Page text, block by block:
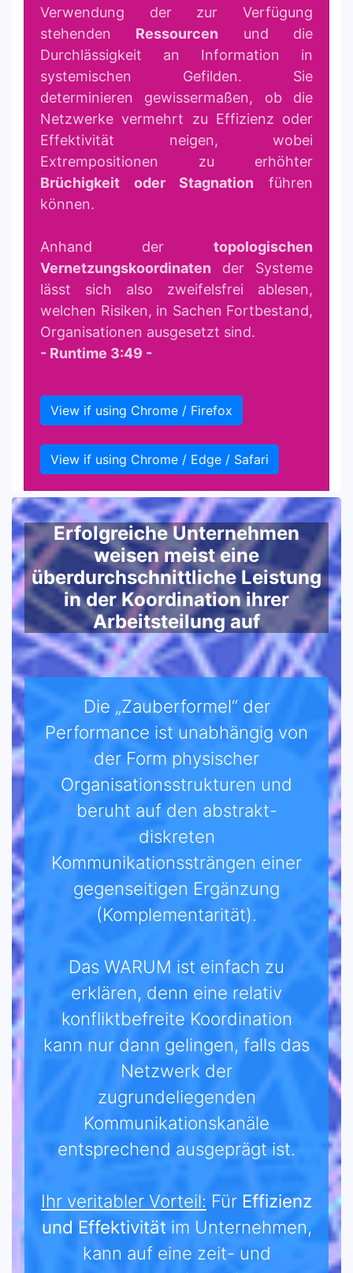
Verwendung der zur Verfügung
stehenden Ressourcen und die
Durchlässigkeit an Information in
systemischen Gefilden. Sie
determinieren gewissermaßen, ob die
Netzwerke vermehrt zu Effizienz oder
Effektivität neigen, wobei
Extrempositionen zu erhöhter
Brüchigkeit oder Stagnation führen
können.
Anhand der topologischen
Vernetzungskoordinaten der Systeme
lässt sich also zweifelsfrei ablesen,
welchen Risiken, in Sachen Fortbestand,
Organisationen ausgesetzt sind.
- Runtime 3:49 -
View if using Chrome / Firefox
View if using Chrome / Edge / Safari
Erfolgreiche Unternehmen
weisen meist eine
überdurchschnittliche Leistung
in der Koordination ihrer
Arbeitsteilung auf
Die „Zauberformel“ der
Performance ist unabhängig von
der Form physischer
Organisationsstrukturen und
beruht auf den abstrakt-
diskreten
Kommunikationssträngen einer
gegenseitigen Ergänzung
(Komplementarität).
Das WARUM ist einfach zu
erklären, denn eine relativ
konfliktbefreite Koordination
kann nur dann gelingen, falls das
Netzwerk der
zugrundeliegenden
Kommunikationskanäle
entsprechend ausgeprägt ist.
Ihr veritabler Vorteil: Für Effizienz
und Effektivität im Unternehmen,
kann auf eine zeit- und